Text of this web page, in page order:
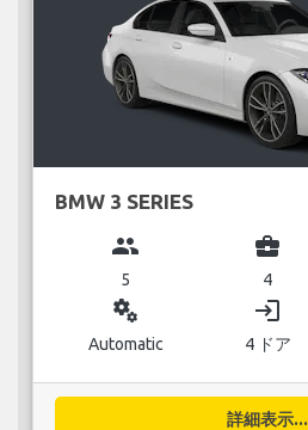
BMW 3 SERIES
group
5
business_center
4
miscellaneous_services
Automatic
login
4 ドア
詳細表示...